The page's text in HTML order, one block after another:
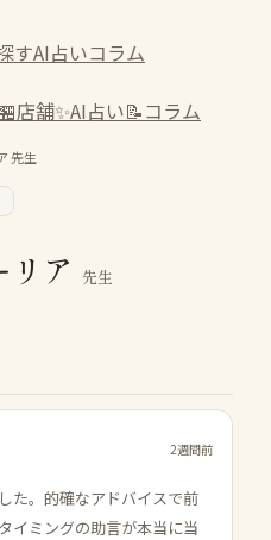
すAI占いコラム
🏪店舗✨AI占い📝コラム
先生
リア 先生
2週間前
た。的確なアドバイスで前
イミングの助言が本当に当